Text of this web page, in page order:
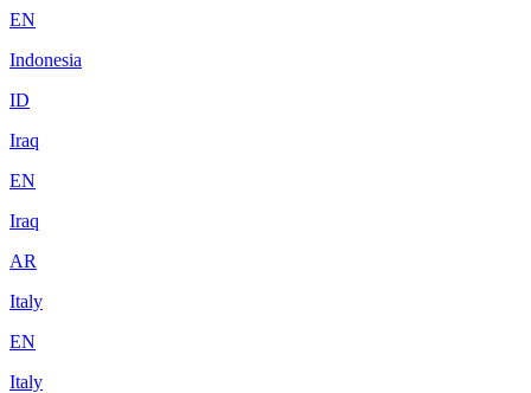
EN
Indonesia
ID
Iraq
EN
Iraq
AR
Italy
EN
Italy